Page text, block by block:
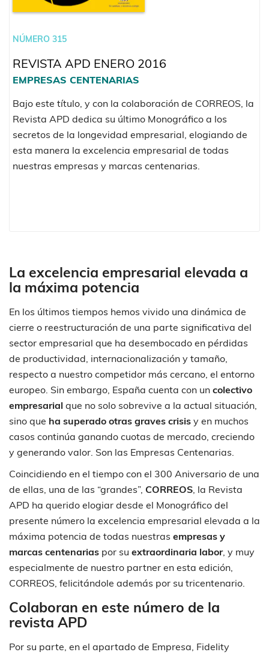
NÚMERO 315
REVISTA APD ENERO 2016
EMPRESAS CENTENARIAS
Bajo este título, y con la colaboración de CORREOS, la
Revista APD dedica su último Monográfico a los
secretos de la longevidad empresarial, elogiando de
esta manera la excelencia empresarial de todas
nuestras empresas y marcas centenarias.
La excelencia empresarial elevada a
la máxima potencia
En los últimos tiempos hemos vivido una dinámica de
cierre o reestructuración de una parte significativa del
sector empresarial que ha desembocado en pérdidas
de productividad, internacionalización y tamaño,
respecto a nuestro competidor más cercano, el entorno
europeo. Sin embargo, España cuenta con un colectivo
empresarial que no solo sobrevive a la actual situación,
sino que ha superado otras graves crisis y en muchos
casos continúa ganando cuotas de mercado, creciendo
y generando valor. Son las Empresas Centenarias.
Coincidiendo en el tiempo con el 300 Aniversario de una
de ellas, una de las “grandes”, CORREOS , la Revista
APD ha querido elogiar desde el Monográfico del
presente número la excelencia empresarial elevada a la
máxima potencia de todas nuestras empresas y
marcas centenarias por su extraordinaria labor, y muy
especialmente de nuestro partner en esta edición,
CORREOS, felicitándole además por su tricentenario.
Colaboran en este número de la
revista APD
Por su parte, en el apartado de Empresa, Fidelity